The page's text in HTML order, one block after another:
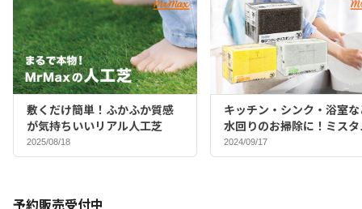
敷くだけ簡単！ふかふか質感
が気持ちいいリアル人工芝
2025/08/18
キッチン・シンク・浴室な
水回りのお掃除に！ミスタ
マックスバイヤーおすすめ
ポンジ♪
2024/09/17
予約販売受付中